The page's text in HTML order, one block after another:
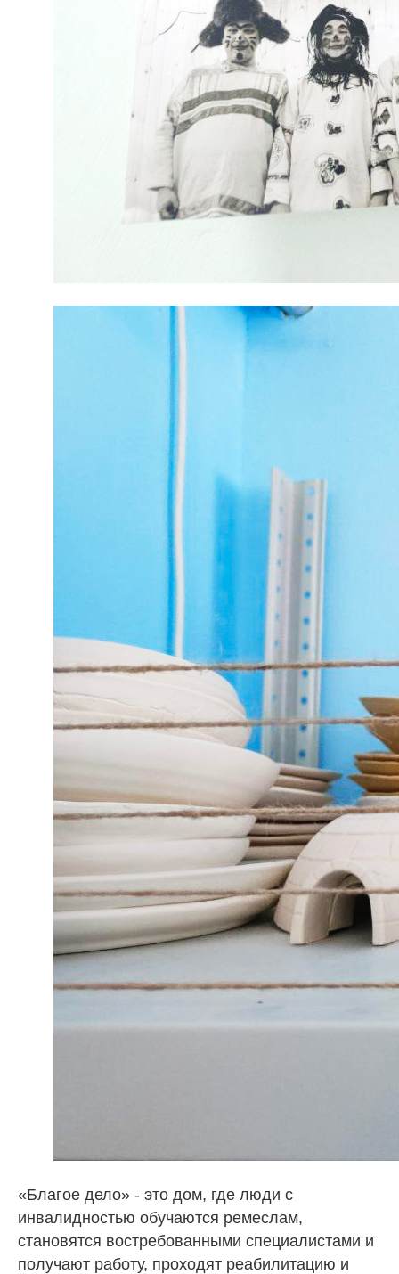
«Благое дело» - это дом, где люди с
инвалидностью обучаются ремеслам,
становятся востребованными специалистами и
получают работу, проходят реабилитацию и